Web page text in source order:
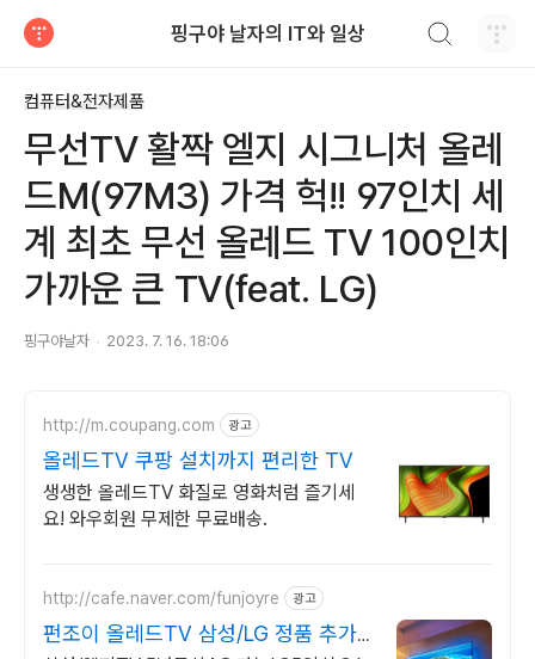
핑구야 날자의 IT와 일상
컴퓨터&전자제품
무선TV 활짝 엘지 시그니처 올레
드M(97M3) 가격 헉!! 97인치 세
계 최초 무선 올레드 TV 100인치
가까운 큰 TV(feat. LG)
핑구야날자 2023. 7. 16. 18:06
http://m.coupang.com 광고
올레드TV 쿠팡 설치까지 편리한 TV
생생한 올레드TV 화질로 영화처럼 즐기세
요! 와우회원 무제한 무료배송.
http://cafe.naver.com/funjoyre 광고
펀조이 올레드TV 삼성/LG 정품 추가